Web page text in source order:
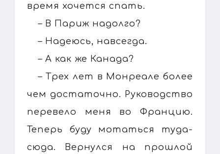
время хочется спать.
– В Париж надолго?
– Надеюсь, навсегда.
– А как же Канада?
– Трех лет в Монреале более
чем достаточно. Руководство
перевело меня во Францию.
Теперь буду мотаться туда-
сюда. Вернулся на прошлой